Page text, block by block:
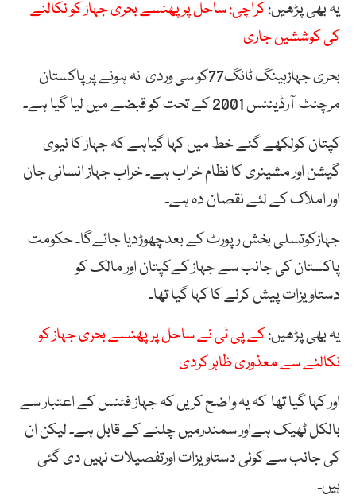
یہ بھی پڑھیں:کراچی: ساحل پر پھنسے بحری جہاز کو نکالنے
کی کوششیں جاری
بحری جہازہینگ ٹانگ77کو سی وردی نہ ہونے پر پاکستان
مرچنٹ آرڈیننس 2001 کے تحت کو قبضے میں لیا گیا ہے۔
کپتان کولکھے گئے خط میں کہا گیاہے کہ جہاز کا نیوی
گیشن اور مشینری کا نظام خراب ہے۔ خراب جہاز انسانی جان
اور املاک کے لئے نقصان دہ ہے۔
جہازکوتسلی بخش رپورٹ کے بعدچھوڑدیا جائےگا۔ حکومت
پاکستان کی جانب سے جہاز کےکپتان اور مالک کو
دستاویزات پیش کرنے کا کہا گیا تھا۔
یہ بھی پڑھیں:کے پی ٹی نے ساحل پر پھنسے بحری جہاز کو
نکالنے سے معذوری ظاہر کردی
اور کہا گیا تھا کہ یہ واضح کریں کہ جہاز فٹنس کے اعتبار سے
بالکل ٹھیک ہےاور سمندرمیں چلنے کے قابل ہے۔ لیکن ان
کی جانب سے کوئی دستاویزات اورتفصیلات نہیں دی گئی
ہیں۔